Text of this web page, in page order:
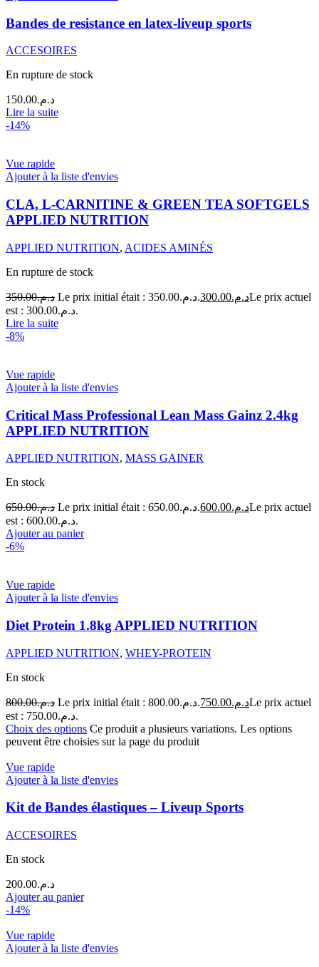
Bandes de resistance en latex-liveup sports
ACCESOIRES
En rupture de stock
د.م.150.00
Lire la suite
-14%
Vue rapide
Ajouter à la liste d'envies
CLA, L-CARNITINE & GREEN TEA SOFTGELS
APPLIED NUTRITION
APPLIED NUTRITION, ACIDES AMINÉS
En rupture de stock
د.م.350.00 Le prix initial était : د.م.350.00. د.م.300.00
Le prix actuel
est : د.م.300.00.
Lire la suite
-8%
Vue rapide
Ajouter à la liste d'envies
Critical Mass Professional Lean Mass Gainz 2.4kg
APPLIED NUTRITION
APPLIED NUTRITION, MASS GAINER
En stock
د.م.650.00 Le prix initial était : د.م.650.00. د.م.600.00
Le prix actuel
est : د.م.600.00.
Ajouter au panier
-6%
Vue rapide
Ajouter à la liste d'envies
Diet Protein 1.8kg APPLIED NUTRITION
APPLIED NUTRITION, WHEY-PROTEIN
En stock
د.م.800.00 Le prix initial était : د.م.800.00. د.م.750.00
Le prix actuel
est : د.م.750.00.
Choix des options Ce produit a plusieurs variations. Les options
peuvent être choisies sur la page du produit
Vue rapide
Ajouter à la liste d'envies
Kit de Bandes élastiques – Liveup Sports
ACCESOIRES
En stock
د.م.200.00
Ajouter au panier
-14%
Vue rapide
Ajouter à la liste d'envies